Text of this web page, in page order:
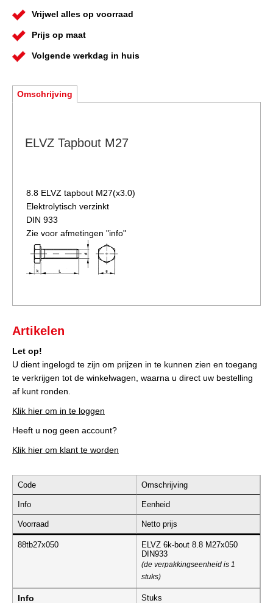
Vrijwel alles op voorraad
Prijs op maat
Volgende werkdag in huis
Omschrijving
ELVZ Tapbout M27
8.8 ELVZ tapbout M27(x3.0)
Elektrolytisch verzinkt
DIN 933
Zie voor afmetingen "info"
Artikelen
Let op!
U dient ingelogd te zijn om prijzen in te kunnen zien en toegang
te verkrijgen tot de winkelwagen, waarna u direct uw bestelling
af kunt ronden.
Klik hier om in te loggen
Heeft u nog geen account?
Klik hier om klant te worden
Code Omschrijving
Info Eenheid
Voorraad Netto prijs
88tb27x050
ELVZ 6k-bout 8.8 M27x050
DIN933
(de verpakkingseenheid is 1
stuks)
Info Stuks